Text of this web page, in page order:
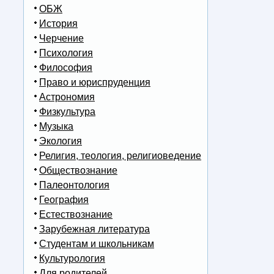
ОБЖ
История
Черчение
Психология
Философия
Право и юриспруденция
Астрономия
Физкультура
Музыка
Экология
Религия, теология, религиоведение
Обществознание
Палеонтология
География
Естествознание
Зарубежная литература
Студентам и школьникам
Культурология